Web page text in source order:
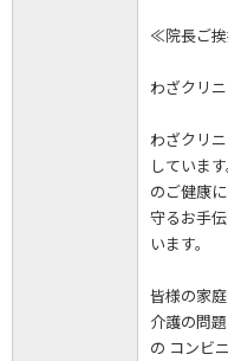
≪院長ご
わざクリ
わざクリ
していま
のご健康
守るお手
います
皆様の家
介護の問
の コンビ